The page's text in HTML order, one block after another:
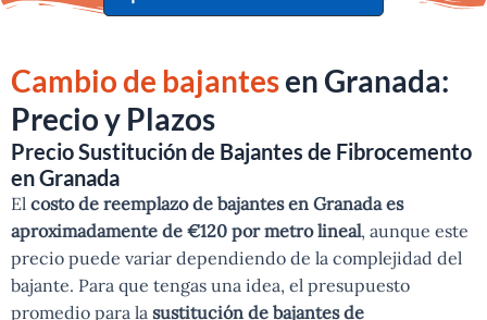
Cambio de bajantesen Granada:
Precio y Plazos
Precio Sustitución de Bajantes de Fibrocemento
en Granada
El costo de reemplazo de bajantes en Granada es
aproximadamente de €120 por metro lineal, aunque este
precio puede variar dependiendo de la complejidad del
bajante. Para que tengas una idea, el presupuesto
promedio para la sustitución de bajantes de